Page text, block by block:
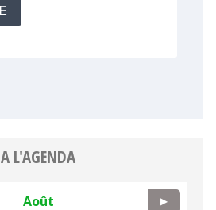
A L'AGENDA
Août ▶